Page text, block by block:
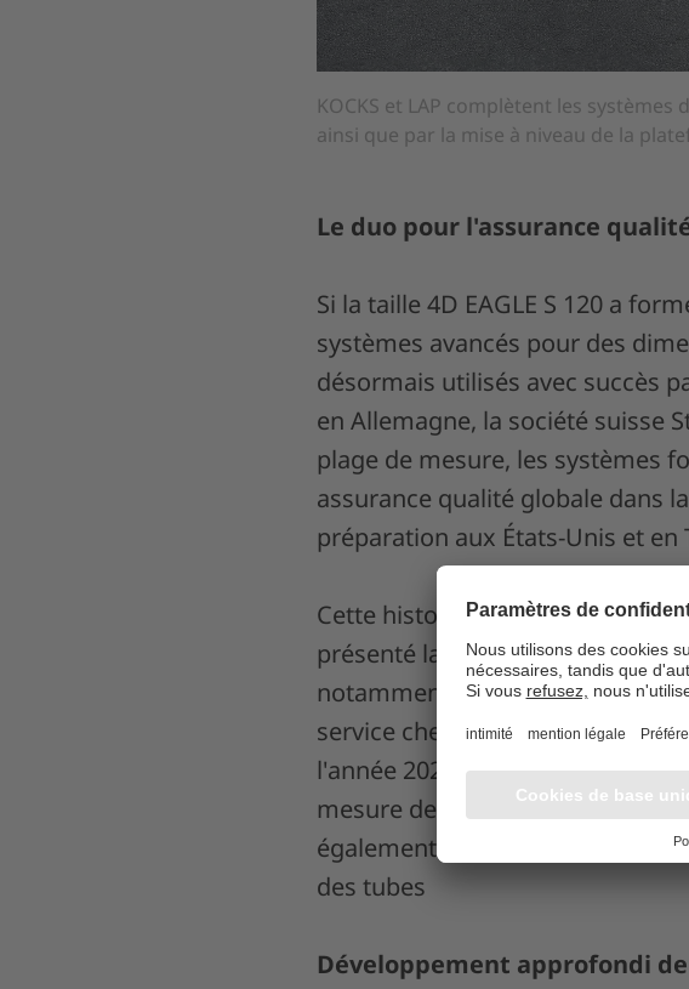
KOCKS et LAP complètent les systèmes
ainsi que par la mise à niveau de la
Le duo pour l'assurance
Si la taille 4D EAGLE S 120 a
systèmes avancés pour des
désormais utilisés avec succès
en Allemagne, la société suisse
plage de mesure, les systèmes
assurance qualité globale dans
préparation aux États-Unis et en
Cette histoire à succès se
présenté la taille 4D EAGLE S
notamment dans
service chez Badische
l'année 2026, la taille 4D EAGLE
mesure de profilé intégrée et de
également disponibles pour
des tubes
Développement approfondi